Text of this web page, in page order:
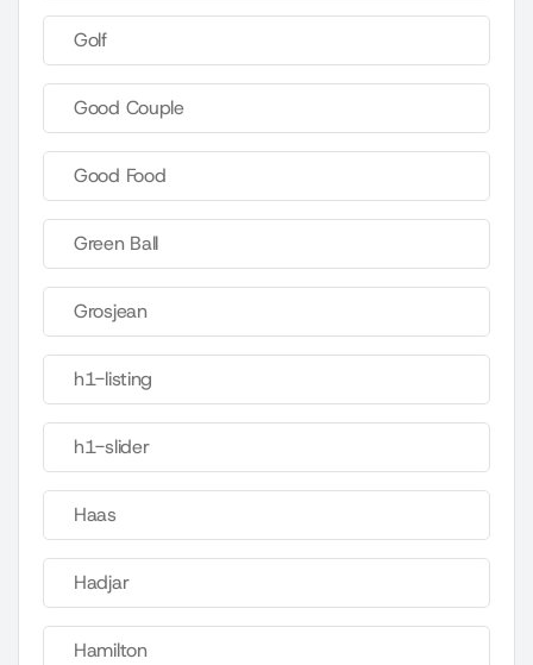
Golf
Good Couple
Good Food
Green Ball
Grosjean
h1-listing
h1-slider
Haas
Hadjar
Hamilton